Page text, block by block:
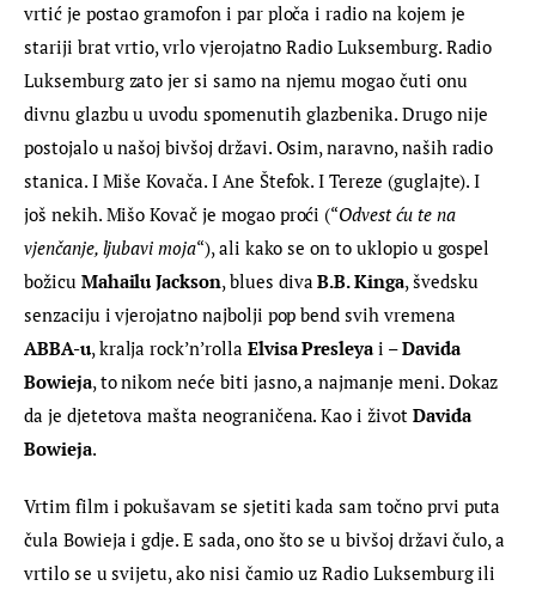
vrtić je postao gramofon i par ploča i radio na kojem je
stariji brat vrtio, vrlo vjerojatno Radio Luksemburg. Radio
Luksemburg zato jer si samo na njemu mogao čuti onu
divnu glazbu u uvodu spomenutih glazbenika. Drugo nije
postojalo u našoj bivšoj državi. Osim, naravno, naših radio
stanica. I Miše Kovača. I Ane Štefok. I Tereze (guglajte). I
još nekih. Mišo Kovač je mogao proći (“Odvest ću te na
vjenčanje, ljubavi moja“), ali kako se on to uklopio u gospel
božicu Mahailu Jackson, blues diva B.B. Kinga, švedsku
senzaciju i vjerojatno najbolji pop bend svih vremena
ABBA-u, kralja rock’n’rolla Elvisa Presleya i – Davida
Bowieja, to nikom neće biti jasno, a najmanje meni. Dokaz
da je djetetova mašta neograničena. Kao i život Davida
Bowieja.
Vrtim film i pokušavam se sjetiti kada sam točno prvi puta
čula Bowieja i gdje. E sada, ono što se u bivšoj državi čulo, a
vrtilo se u svijetu, ako nisi čamio uz Radio Luksemburg ili